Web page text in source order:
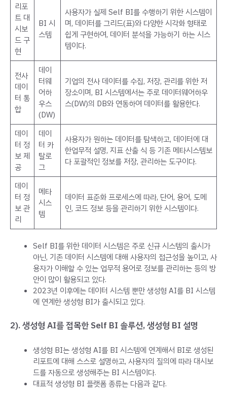
리포
트 대
시보
드 구
현
BI 시
스템
사용자가 실제 Self BI를 수행하기 위한 시스템이
며, 데이터를 그리드(표)와 다양한 시각화 형태로
쉽게 구현하여, 데이터 분석을 가능하기 하는 시스
템이다.
전사
데이
터 통
합
데이
터웨
어하
우스
(DW)
기업의 전사 데이터를 수집, 저장, 관리를 위한 저
장소이며, BI 시스템에서는 주로 데이터웨어하우
스(DW)의 DB와 연동하여 데이터를 활용한다.
데이
터 정
보 제
공
데이
터 카
탈로
그
사용자가 원하는 데이터를 탐색하고, 데이터에 대
한업무적 설명, 지표 산출 식 등 기존 메타시스템보
다 포괄적인 정보를 저장, 관리하는 도구이다.
데이
터 정
보 관
리
메타
시스
템
데이터 표준화 프로세스에 따라, 단어, 용어, 도메
인, 코드 정보 등을 관리하기 위한 시스템이다.
Self BI를 위한 데이터 시스템은 주로 신규 시스템의 출시가
아닌, 기존 데이터 시스템에 대해 사용자의 접근성을 높이고, 사
용자가 이해할 수 있는 업무적 용어로 정보를 관리하는 등의 방
안이 많이 활용되고 있다.
2023년 이후에는 데이터 시스템 뿐만 생성형 AI를 BI 시스템
에 연계한 생성형 BI가 출시되고 있다.
2). 생성형 AI를 접목한 Self BI 솔루션, 생성형 BI 설명
생성형 BI는 생성형 AI를 BI 시스템에 연계해서 BI로 생성된
리포트에 대해 스스로 설명하고, 사용자의 질의에 따라 대시보
드를 자동으로 생성해주는 BI 시스템이다.
대표적 생성형 BI 플랫폼 종류는 다음과 같다.